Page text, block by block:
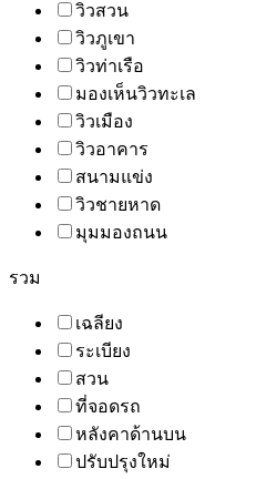
วิวสวน
วิวภูเขา
วิวท่าเรือ
มองเห็นวิวทะเล
วิวเมือง
วิวอาคาร
สนามแข่ง
วิวชายหาด
มุมมองถนน
รวม
เฉลียง
ระเบียง
สวน
ที่จอดรถ
หลังคาด้านบน
ปรับปรุงใหม่